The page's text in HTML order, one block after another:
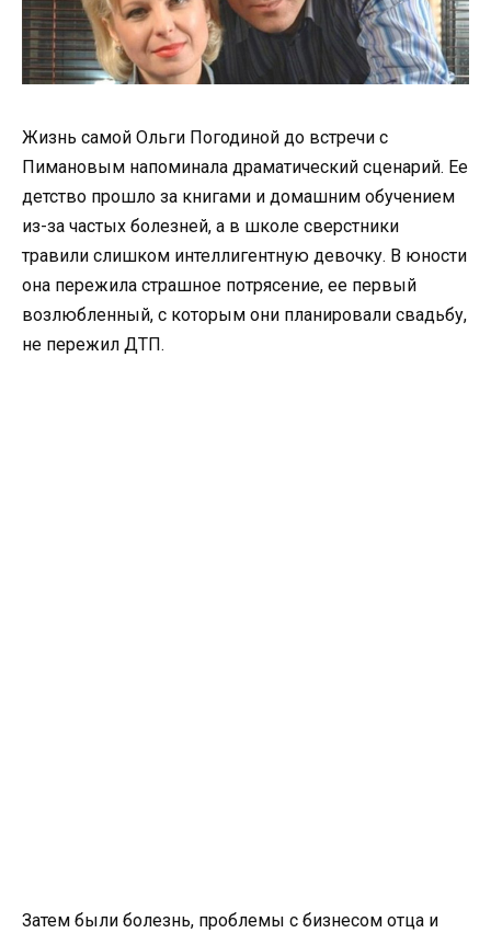
Жизнь самой Ольги Погодиной до встречи с
Пимановым напоминала драматический сценарий. Ее
детство прошло за книгами и домашним обучением
из-за частых болезней, а в школе сверстники
травили слишком интеллигентную девочку. В юности
она пережила страшное потрясение, ее первый
возлюбленный, с которым они планировали свадьбу,
не пережил ДТП.
Затем были болезнь, проблемы с бизнесом отца и